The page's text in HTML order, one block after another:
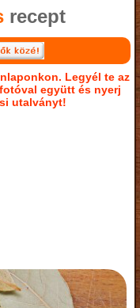
recept
Legyél te az
együtt és nyerj
utalványt!